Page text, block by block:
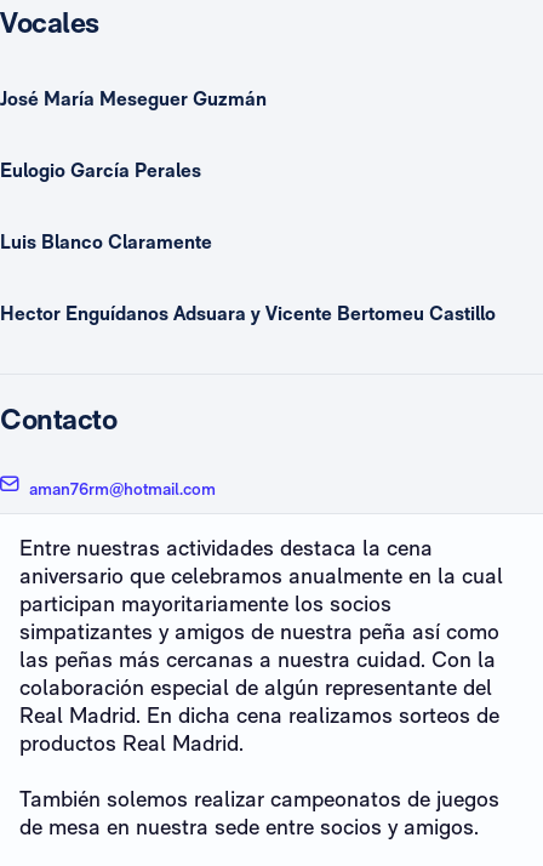
Vocales
José María Meseguer Guzmán
Eulogio García Perales
Luis Blanco Claramente
Hector Enguídanos Adsuara y Vicente Bertomeu Castillo
Contacto
aman76rm@hotmail.com
Entre nuestras actividades destaca la cena
aniversario que celebramos anualmente en la cual
participan mayoritariamente los socios
simpatizantes y amigos de nuestra peña así como
las peñas más cercanas a nuestra cuidad. Con la
colaboración especial de algún representante del
Real Madrid. En dicha cena realizamos sorteos de
productos Real Madrid.
También solemos realizar campeonatos de juegos
de mesa en nuestra sede entre socios y amigos.